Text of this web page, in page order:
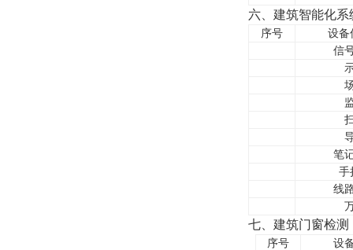
六、建筑智能化系
序号
设备
信
笔
手
线
七、建筑门窗检测
序号
设